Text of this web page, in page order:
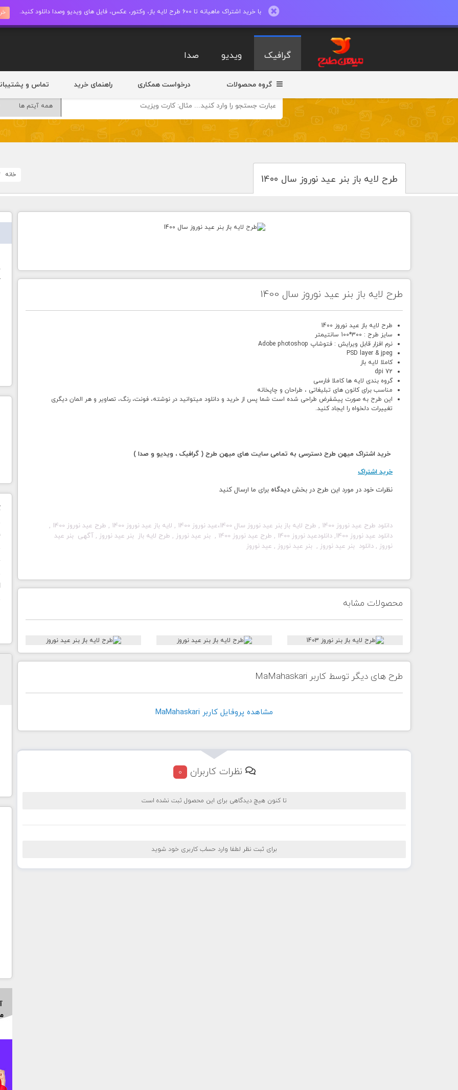
با خرید اشتراک ماهیانه تا 600 طرح لایه باز، وکتور، عکس، فایل های ویدیو وصدا دانلود کنید.
گرافیک ویدیو صدا
گروه محصولات درخواست همکاری راهنمای خرید تماس و
طرح لایه باز بنر عید نوروز سال 1400 خانه
طرح لایه باز بنر عید نوروز سال 1400
طرح لایه باز عید نوروز 1400
سایز طرح : 300*100 سانتیمتر
نرم افزار قابل ویرایش : فتوشاپ Adobe photoshop
PSD layer & jpeg
کاملا لایه باز
72 dpi
گروه بندی لایه ها کاملا فارسی
مناسب برای کانون های تبلیغاتی ، طراحان و چاپخانه
این طرح به صورت پیشفرض طراحی شده است شما پس از خرید و دانلود میتوانید در نوشته، فونت، رنگ، تصاویر و هر المان دیگری
تغییرات دلخواه را ایجاد کنید.
خرید اشتراک میهن طرح دسترسی به تمامی سایت های میهن طرح ( گرافیک ، ویدیو و صدا )
خرید اشتراک
نظرات خود در مورد این طرح در بخش دیدگاه برای ما ارسال کنید
دانلود طرح عید نوروز 1400
, طرح لایه باز بنر عید نوروز سال 1400، عید نوروز 1400 , لایه باز عید نوروز 1400 , طرح عید نوروز 1400
,
دانلود عید نوروز 1400, دانلودعید نوروز 1400 , طرح عید نوروز 1400
, بنر عید نوروز , طرح لایه باز بنر عید نوروز , آگهی بنر عید
نوروز , دانلود بنر عید نوروز , بنر عید نوروز , عید نوروز
محصولات مشابه
طرح های دیگر توسط کاربر MaMahaskari
مشاهده پروفايل کاربر MaMahaskari
نظرات کاربران 0
تا کنون هیچ دیدگاهی برای این محصول ثبت نشده است
برای ثبت نظر لطفا وارد حساب کاربری خود شوید